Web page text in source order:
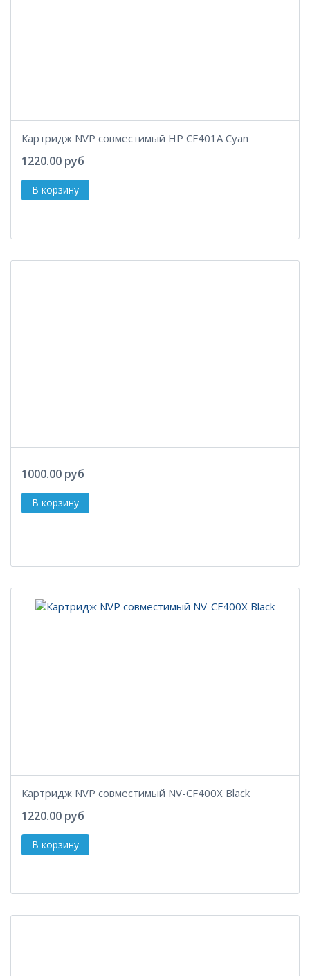
Картридж NVP совместимый HP CF401A Cyan
1220.00 руб
1000.00 руб
Картридж NVP совместимый NV-CF400X Black
1220.00 руб